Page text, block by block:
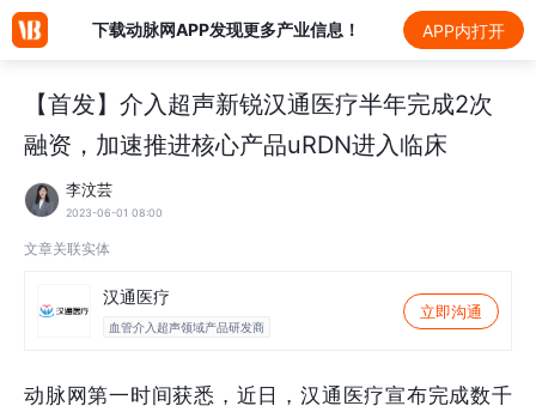
下载动脉网APP发现更多产业信息！ APP内打开
【首发】介入超声新锐汉通医疗半年完成2次
融资，加速推进核心产品uRDN进入临床
李汶芸
2023-06-01 08:00
文章关联实体
汉通医疗
血管介入超声领域产品研发商
立即沟通
动脉网第一时间获悉，近日，汉通医疗宣布完成数千